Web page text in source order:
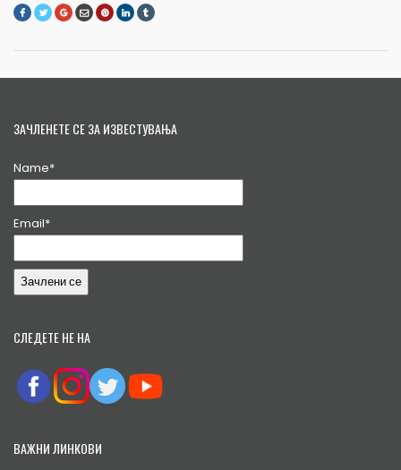
ЗАЧЛЕНЕТЕ СЕ ЗА ИЗВЕСТУВАЊА
Name*
Email*
СЛЕДЕТЕ НЕ НА
ВАЖНИ ЛИНКОВИ